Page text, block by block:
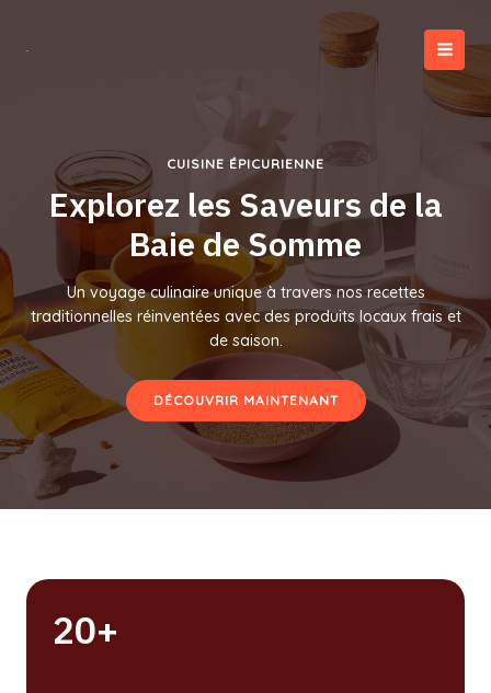
CUISINE ÉPICURIENNE
Explorez les Saveurs de la
Baie de Somme
Un voyage culinaire unique à travers nos recettes
traditionnelles réinventées avec des produits locaux frais et
de saison.
DÉCOUVRIR MAINTENANT
20+